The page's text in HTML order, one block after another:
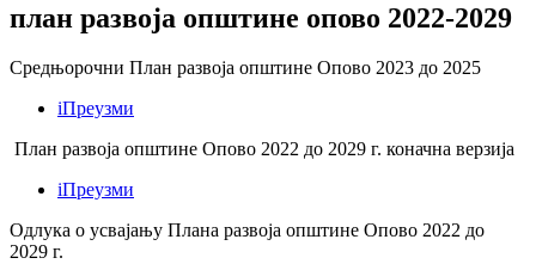
план развоја општине опово 2022-2029
Средњорочни План развоја општине Опово 2023 до 2025
iПреузми
План развоја општине Опово 2022 до 2029 г. коначна верзија
iПреузми
Одлука о усвајању Плана развоја општине Опово 2022 до
2029 г.